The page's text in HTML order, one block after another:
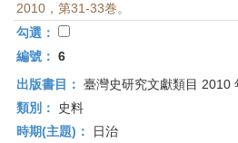
2010，第31-33巻。
勾選：
編號： 6
出版書目： 臺灣史研究文獻類目 2010
類別：
史料
時期(主題)：
日治